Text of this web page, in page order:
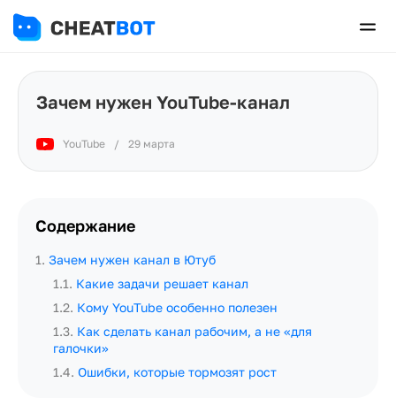
Зачем нужен YouTube-канал
YouTube / 29 марта
Содержание
1. Зачем нужен канал в Ютуб
1.1. Какие задачи решает канал
1.2. Кому YouTube особенно полезен
1.3. Как сделать канал рабочим, а не «для
галочки»
1.4. Ошибки, которые тормозят рост